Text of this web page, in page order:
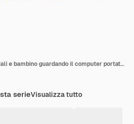
Padre con gli occhiali e bambino guardando il computer portatile
serieVisualizza tutto